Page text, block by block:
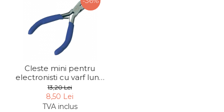
Cleste mini pentru
electronisti cu varf lung
plat Mannesmann
10806, 120 mm
13,20 Lei
8,50 Lei
TVA inclus